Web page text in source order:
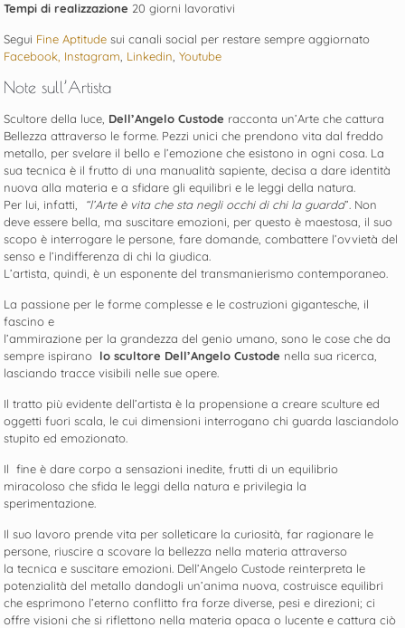
Tempi di realizzazione 20 giorni lavorativi
Segui Fine Aptitude sui canali social per restare sempre aggiornato
Facebook, Instagram Linkedin ,Youtube
Note sull’Artista
Scultore della luce, Dell’Angelo Custode racconta un’Arte che cattura
Bellezza attraverso le forme. Pezzi unici che prendono vita dal freddo
metallo, per svelare il bello e l’emozione che esistono in ogni cosa. La
sua tecnica è il frutto di una manualità sapiente, decisa a dare identità
nuova alla materia e a sfidare gli equilibri e le leggi della natura.
Per lui, infatti, “l’Arte è vita che sta negli occhi di chi la guarda”. Non
deve essere bella, ma suscitare emozioni, per questo è maestosa, il suo
scopo è interrogare le persone, fare domande, combattere l’ovvietà del
senso e l’indifferenza di chi la giudica.
L’artista, quindi, è un esponente del transmanierismo contemporaneo.
La passione per le forme complesse e le costruzioni gigantesche, il
fascino e
l’ammirazione per la grandezza del genio umano, sono le cose che da
sempre ispirano lo scultore Dell’Angelo Custode nella sua ricerca,
lasciando tracce visibili nelle sue opere.
Il tratto più evidente dell’artista è la propensione a creare sculture ed
oggetti fuori scala, le cui dimensioni interrogano chi guarda lasciandolo
stupito ed emozionato.
Il fine è dare corpo a sensazioni inedite, frutti di un equilibrio
miracoloso che sfida le leggi della natura e privilegia la
sperimentazione.
Il suo lavoro prende vita per solleticare la curiosità, far ragionare le
persone, riuscire a scovare la bellezza nella materia attraverso
la tecnica e suscitare emozioni. Dell’Angelo Custode reinterpreta le
potenzialità del metallo dandogli un’anima nuova, costruisce equilibri
che esprimono l’eterno conflitto fra forze diverse, pesi e direzioni; ci
offre visioni che si riflettono nella materia opaca o lucente e cattura ciò